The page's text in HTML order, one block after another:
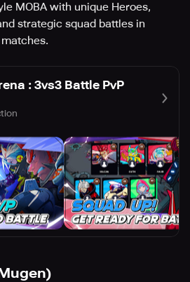
MOBA with unique Heroes,
strategic squad battles in
: 3vs3 Battle PvP